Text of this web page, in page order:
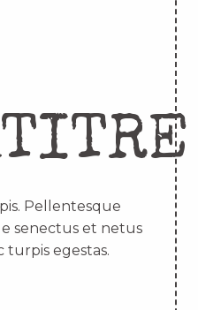
Pellentesque
senectus et netus
turpis egestas.